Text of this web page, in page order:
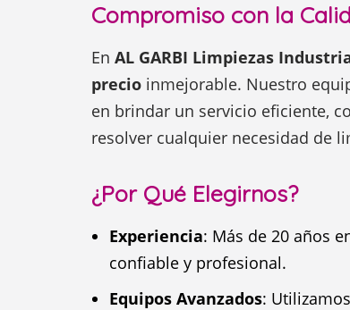
Compromiso con la
En AL GARBI Limpiezas
precio inmejorable. Nuestro
en brindar un servicio eficiente,
resolver cualquier necesidad de
¿Por Qué Elegirnos?
Experiencia: Más de 20 años
confiable y profesional.
Equipos Avanzados: